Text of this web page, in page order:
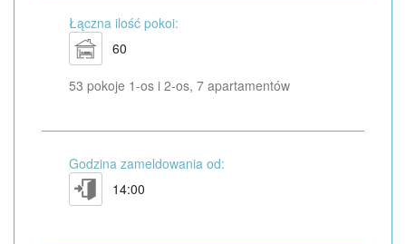
Łączna ilość pokoi:
60
53 pokoje 1-os i 2-os, 7 apartamentów
Godzina zameldowania od:
14:00